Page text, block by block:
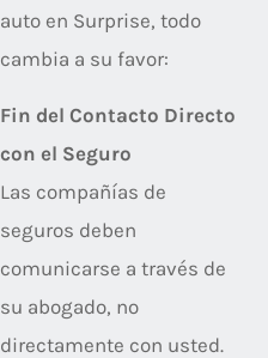
auto en Surprise, todo
cambia a su favor:
Fin del Contacto Directo
con el Seguro
Las compañías de
seguros deben
comunicarse a través de
su abogado, no
directamente con usted.